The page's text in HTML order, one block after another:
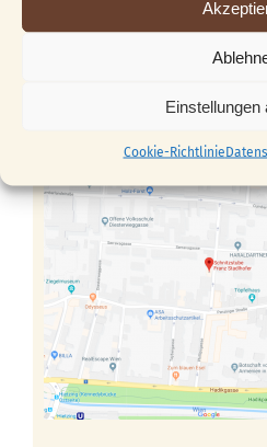
Einstellungen
Cookie-Richtlinie
gaby27@chello.at
+43 (0) 699 / 191 34 562